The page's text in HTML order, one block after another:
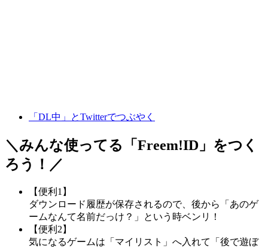
「DL中」とTwitterでつぶやく
＼みんな使ってる「 Freem!ID 」をつく
ろう！／
【便利1】
ダウンロード履歴が保存されるので、後から「あのゲ
ームなんて名前だっけ？」という時ベンリ！
【便利2】
気になるゲームは「マイリスト」へ入れて「後で遊ぼ